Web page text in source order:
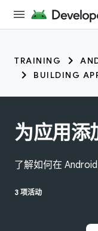
TRAINING
BUILDING
为应用添
了解如何在
3 项活动